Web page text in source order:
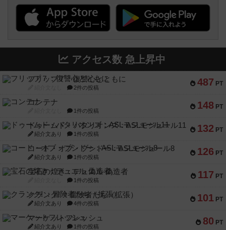
アクセス数 急上昇中
487 PT
フリップ７：復讐心とともに
2件の投稿
148 PT
コンテナ
1件の投稿
132 PT
ドゥームド・バタリオンズ：ASLモジュール11
紹介文あり 1件の投稿
126 PT
コード・オブ・ブシドー：ASLモジュール8
紹介文あり 1件の投稿
117 PT
宝石の煌き：デュエル 偽造者
1件の投稿
101 PT
クランク! ：冒険者たち（拡張）
紹介文あり 4件の投稿
80 PT
マーケットフレッシュ
紹介文あり 1件の投稿